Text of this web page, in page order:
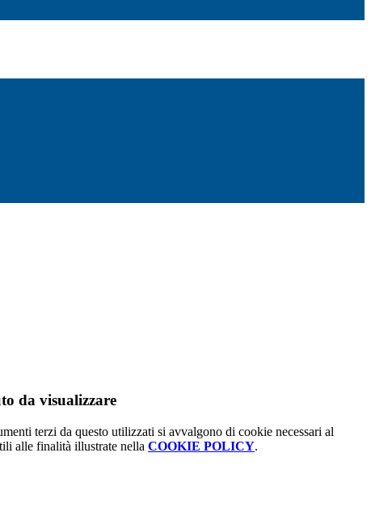
da visualizzare
terzi da questo utilizzati si avvalgono di cookie necessari al
alle finalità illustrate nella COOKIE POLICY.